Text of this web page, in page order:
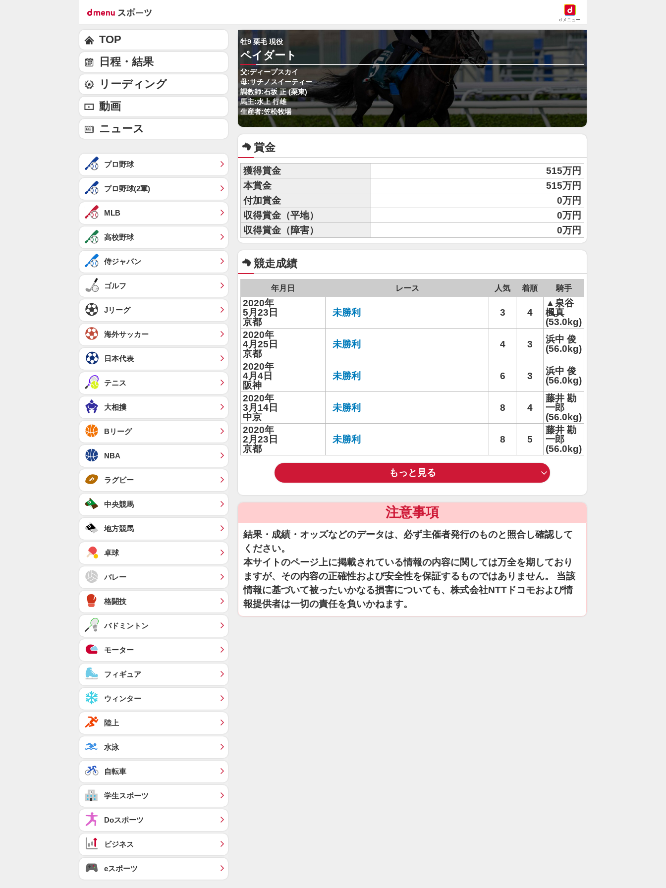
dメニュー
牡9 栗毛 現役
ペイダート
父:ディープスカイ
母:サチノスイーティー
調教師:石坂 正 (栗東)
馬主:水上 行雄
生産者:笠松牧場
賞金
獲得賞金
515万円
本賞金
515万円
付加賞金
0万円
収得賞金（平地）
0万円
収得賞金（障害）
0万円
競走成績
年月日 レース 人気 着順 騎手
2020年
5月23日
京都
未勝利 3 4
▲泉谷
楓真
(53.0kg)
2020年
4月25日
京都
未勝利 4 3
浜中 俊
(56.0kg)
2020年
4月4日
阪神
未勝利 6 3
浜中 俊
(56.0kg)
2020年
3月14日
中京
未勝利 8 4
藤井 勘
一郎
(56.0kg)
2020年
2月23日
京都
未勝利 8 5
藤井 勘
一郎
(56.0kg)
もっと見る
注意事項
結果・成績・オッズなどのデータは、必ず主催者発行のものと照合し確認して
ください。
本サイトのページ上に掲載されている情報の内容に関しては万全を期しており
ますが、その内容の正確性および安全性を保証するものではありません。 当該
情報に基づいて被ったいかなる損害についても、株式会社NTTドコモおよび情
報提供者は一切の責任を負いかねます。
TOP
日程・結果
リーディング
動画
ニュース
プロ野球
プロ野球(2軍)
MLB
高校野球
侍ジャパン
ゴルフ
Jリーグ
海外サッカー
日本代表
テニス
大相撲
Bリーグ
NBA
ラグビー
中央競馬
地方競馬
卓球
バレー
格闘技
バドミントン
モーター
フィギュア
ウィンター
陸上
水泳
自転車
学生スポーツ
Doスポーツ
ビジネス
eスポーツ